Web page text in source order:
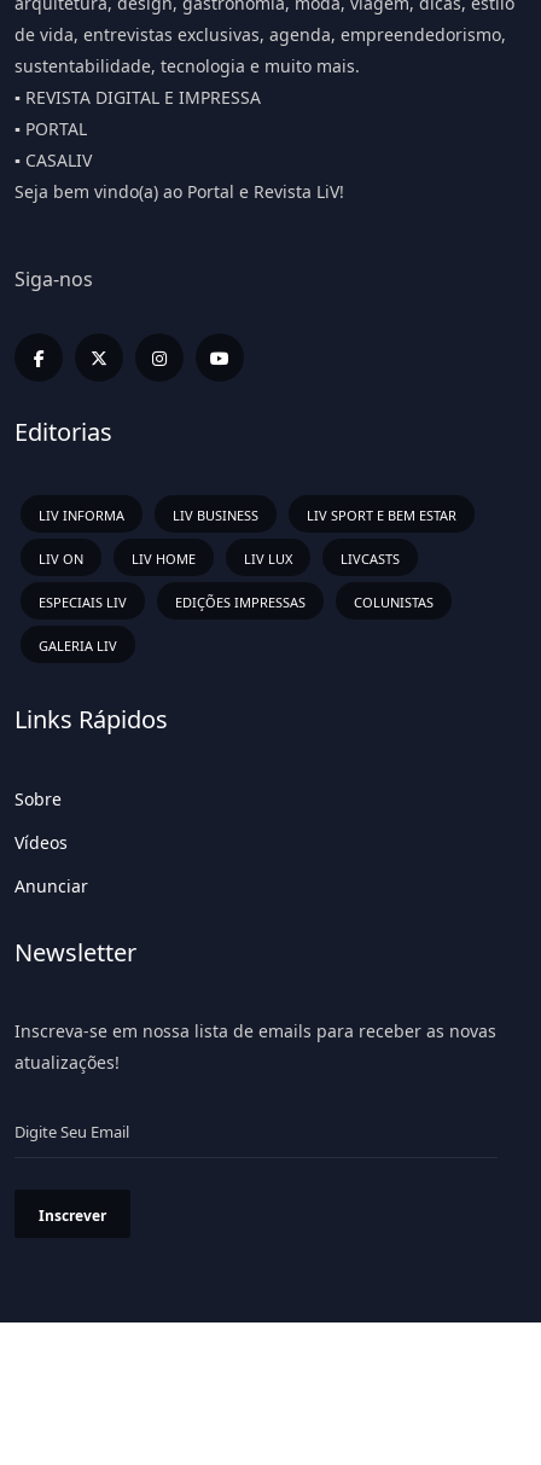
de vida, entrevistas exclusivas, agenda, empreendedorismo,
sustentabilidade, tecnologia e muito mais.
▪️ REVISTA DIGITAL E IMPRESSA
▪️ PORTAL
▪️ CASALIV
Seja bem vindo(a) ao Portal e Revista LiV!
Siga-nos
Editorias
LIV INFORMA LIV BUSINESS LIV SPORT E BEM ESTAR
LIV ON LIV HOME LIV LUX LIVCASTS
ESPECIAIS LIV EDIÇÕES IMPRESSAS COLUNISTAS
GALERIA LIV
Links Rápidos
Sobre
Vídeos
Anunciar
Newsletter
Inscreva-se em nossa lista de emails para receber as novas
atualizações!
Inscrever